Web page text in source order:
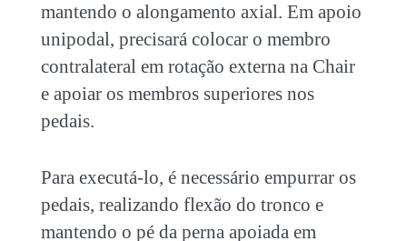
mantendo o alongamento axial. Em apoio
unipodal, precisará colocar o membro
contralateral em rotação externa na Chair
e apoiar os membros superiores nos
pedais.
Para executá-lo, é necessário empurrar os
pedais, realizando flexão do tronco e
mantendo o pé da perna apoiada em